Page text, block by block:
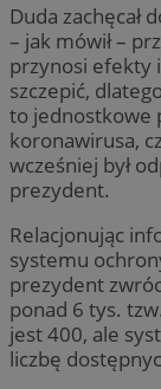
Duda zachęcał
– jak mówił –
przynosi efekty
szczepić,
to jednostkowe
koronawirusa,
wcześniej był
prezydent.
Relacjonując
systemu
prezydent
ponad 6 tys.
jest 400, ale
liczbę